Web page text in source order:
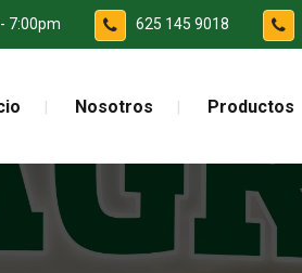
7:00pm 625 145 9018
Nosotros Productos